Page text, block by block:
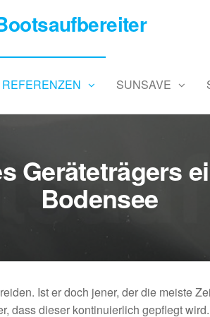
REFERENZEN SUNSAVE
Geräteträgers
Bodensee
Ist er doch jener, der die meiste
dass dieser kontinuierlich gepflegt wird.